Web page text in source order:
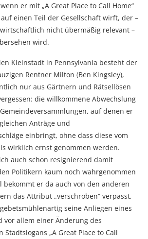
er mit „A Great Place to Call Home“
einen Teil der Gesellschaft wirft, der –
nicht übermäßig relevant –
wird.
Kleinstadt in Pennsylvania besteht der
Rentner Milton (Ben Kingsley),
nur aus Gärtnern und Rätsellösen
die willkommene Abwechslung
auf denen er
Anträge und
einbringt, ohne dass diese vom
wirklich ernst genommen werden.
auch schon resignierend damit
Politikern kaum noch wahrgenommen
bekommt er da auch von den anderen
das Attribut „verschroben“ verpasst,
seine Anliegen eines
vor allem einer Änderung des
Stadtslogans „A Great Place to Call